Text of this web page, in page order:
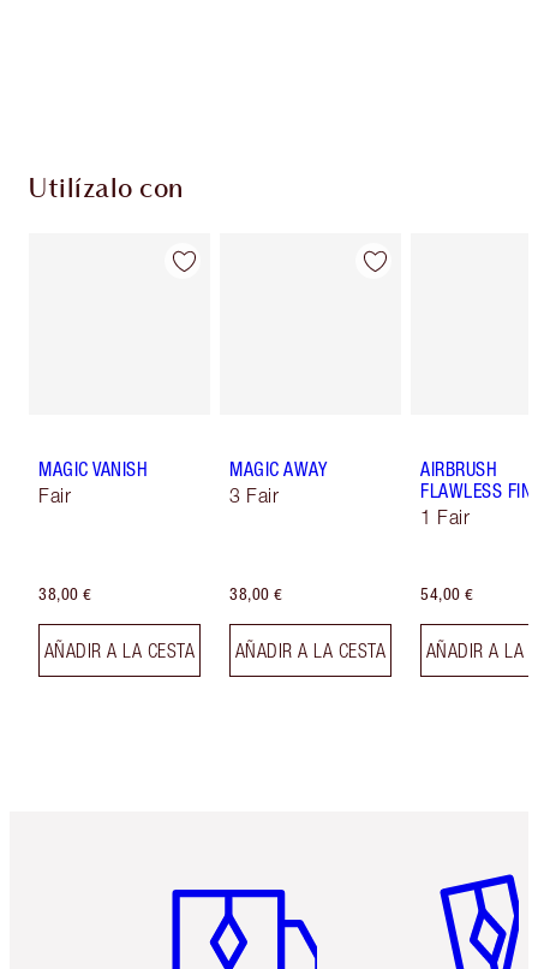
Utilízalo con
MAGIC VANISH
Fair
38,00 €
AÑADIR A LA CESTA
MAGIC AWAY
3 Fair
38,00 €
AÑADIR A LA CESTA
AIRBRUSH
FLAWLESS
1 Fair
54,00 €
AÑADIR A LA